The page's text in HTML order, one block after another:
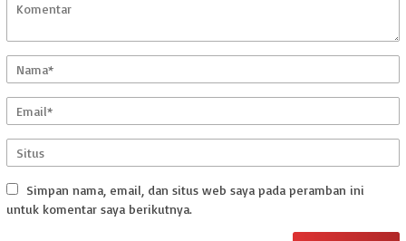
Simpan nama, email, dan situs web saya pada peramban ini
untuk komentar saya berikutnya.